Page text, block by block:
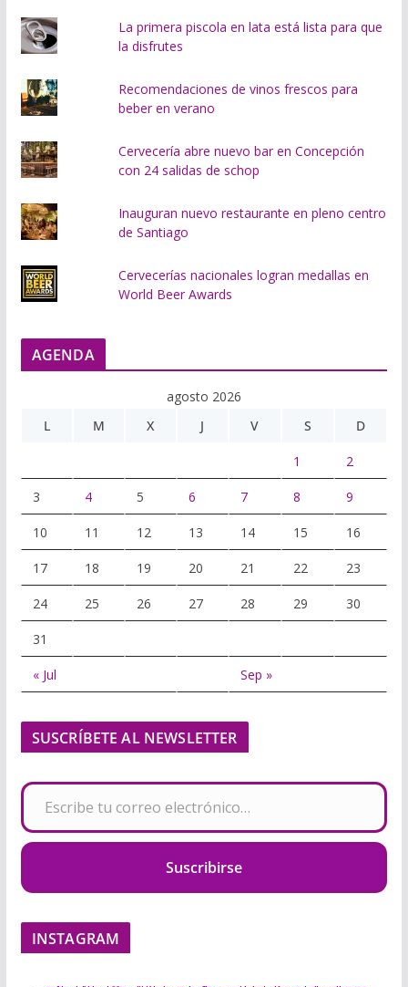
La primera piscola en lata está lista para que
la disfrutes
Recomendaciones de vinos frescos para
beber en verano
Cervecería abre nuevo bar en Concepción
con 24 salidas de schop
Inauguran nuevo restaurante en pleno centro
de Santiago
Cervecerías nacionales logran medallas en
World Beer Awards
AGENDA
agosto 2026
L
M X J V S D
1 2
3 4 5 6 7 8 9
10 11 12 13 14 15 16
17 18 19 20 21 22 23
24 25 26 27 28 29 30
31
« Jul Sep »
SUSCRÍBETE AL NEWSLETTER
Escribe tu correo electrónico…
Suscribirse
INSTAGRAM